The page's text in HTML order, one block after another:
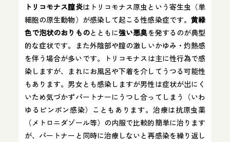
トリコモナス膣炎はトリコモナス原虫という寄生虫（単
細胞の原生動物）が感染して起こる性感染症です。黄緑
色で泡状のおりものとともに強い悪臭を発するのが典型
的な症状です​。また外陰部や膣の激しいかゆみ・灼熱感
を伴う場合が多いです​。トリコモナスは主に性行為で感
染しますが、まれにお風呂や下着を介してうつる可能性
もあります。男女とも感染しますが男性は症状が出にく
いため気づかずパートナーにうつし合ってしまう（いわ
ゆるピンポン感染）こともあります​。治療は抗原虫薬
（メトロニダゾール等）の内服で比較的簡単に治ります
が、パートナーと同時に治療しないと再感染を繰り返し